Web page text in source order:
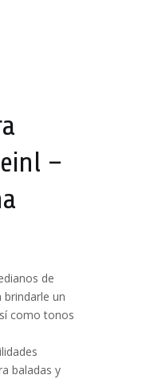
–
de
brindarle un
como tonos
baladas y